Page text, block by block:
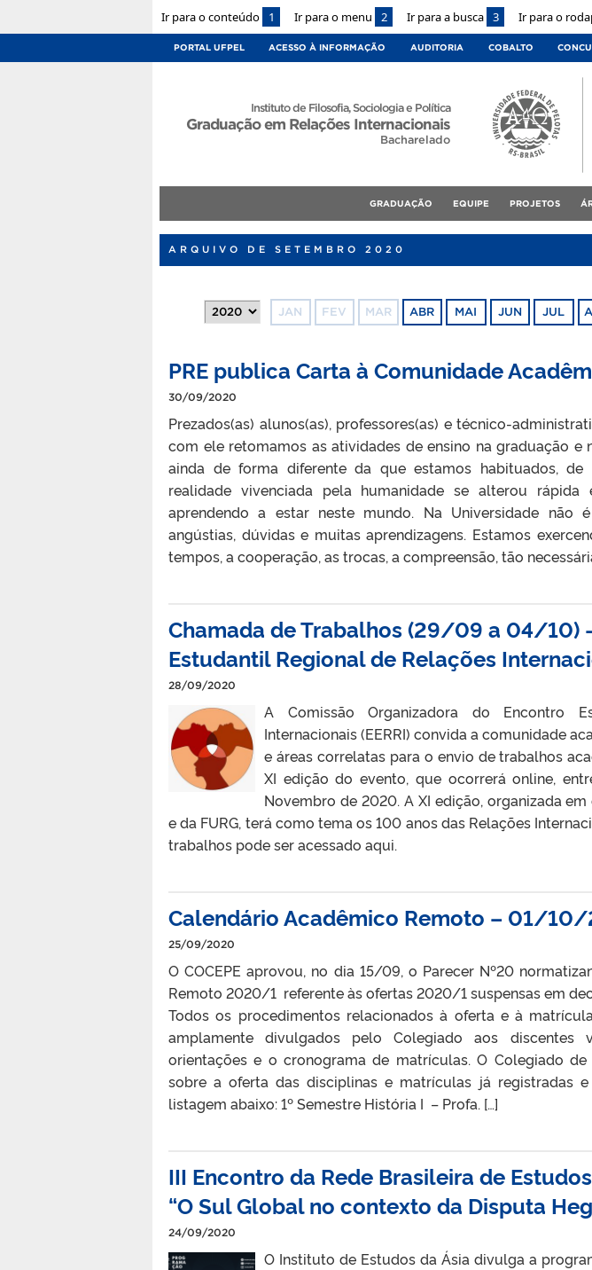
Ir para o conteúdo 1 Ir para o menu 2 Ir para a busca 3 Ir para o
PORTAL UFPEL ACESSO À INFORMAÇÃO AUDITORIA COBALTO
Instituto de Filosofia, Sociologia e Política
Graduação em Relações Internacionais
Bacharelado
GRADUAÇÃO EQUIPE PROJETOS
ARQUIVO DE SETEMBRO 2020
JAN FEV MAR ABR MAI JUN JUL
PRE publica Carta à Comunidade
30/09/2020
Prezados(as) alunos(as), professores(as) e técnico-
com ele retomamos as atividades de ensino na graduação e
ainda de forma diferente da que estamos habituados, de
realidade vivenciada pela humanidade se alterou
aprendendo a estar neste mundo. Na Universidade não
angústias, dúvidas e muitas aprendizagens. Estamos
tempos, a cooperação, as trocas, a compreensão, tão
Chamada de Trabalhos (29/09 a 04/10)
Estudantil Regional de Relações
28/09/2020
A Comissão Organizadora do Encontro
Internacionais (EERRI) convida a comunidade
e áreas correlatas para o envio de trabalhos
XI edição do evento, que ocorrerá online,
Novembro de 2020. A XI edição, organizada
e da FURG, terá como tema os 100 anos das Relações
trabalhos pode ser acessado aqui.
Calendário Acadêmico Remoto – 01/
25/09/2020
O COCEPE aprovou, no dia 15/09, o Parecer Nº20
Remoto 2020/1 referente às ofertas 2020/1 suspensas em
Todos os procedimentos relacionados à oferta e à
amplamente divulgados pelo Colegiado aos discentes
orientações e o cronograma de matrículas. O Colegiado de
sobre a oferta das disciplinas e matrículas já registradas
listagem abaixo: 1º Semestre História I – Profa. […]
III Encontro da Rede Brasileira de
“O Sul Global no contexto da Disputa
24/09/2020
O Instituto de Estudos da Ásia divulga a